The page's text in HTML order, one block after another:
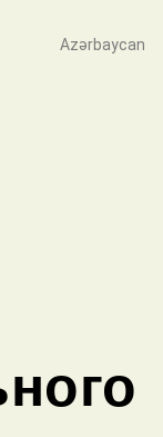
Azərbaycan